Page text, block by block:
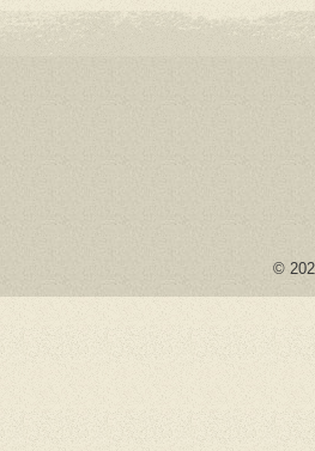
©